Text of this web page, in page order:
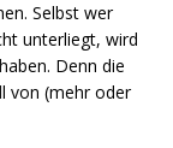
Selbst wer
unterliegt, wird
Denn die
von (mehr oder